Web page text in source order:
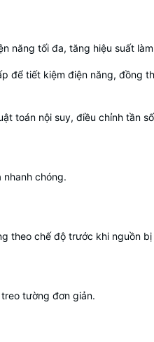
năng tối đa, tăng hiệu suất
để tiết kiệm điện năng, đồng
toán nội suy, điều chỉnh tần
chóng.
theo chế độ trước khi nguồn
tường đơn giản.